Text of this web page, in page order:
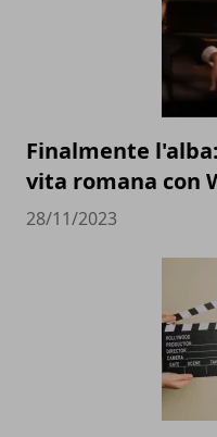
Finalmente
vita romana con
28/11/2023